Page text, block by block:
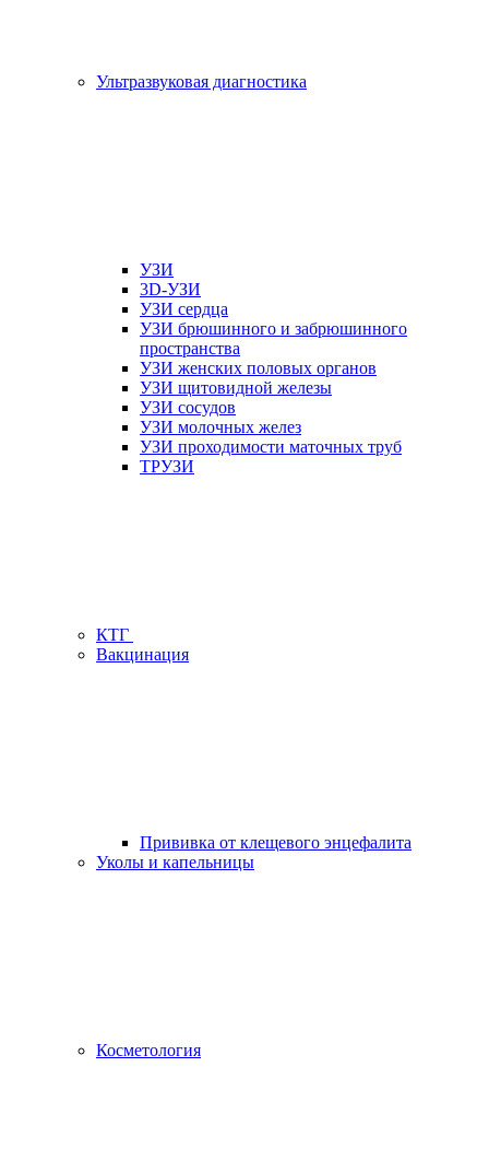
Ультразвуковая диагностика
УЗИ
3D-УЗИ
УЗИ сердца
УЗИ брюшинного и забрюшинного
пространства
УЗИ женских половых органов
УЗИ щитовидной железы
УЗИ сосудов
УЗИ молочных желез
УЗИ проходимости маточных труб
ТРУЗИ
КТГ
Вакцинация
Прививка от клещевого энцефалита
Уколы и капельницы
Косметология